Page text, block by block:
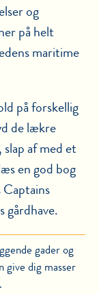
og
på helt
maritime
på forskellig
de lækre
af med et
en god bog
gårdhave.
gader og
dig masser